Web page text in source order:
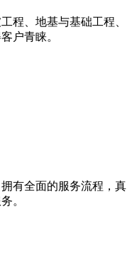
程、地基与基础工程、
户青睐。
有全面的服务流程，真
。